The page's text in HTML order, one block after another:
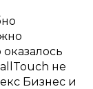
не
Бизнес и